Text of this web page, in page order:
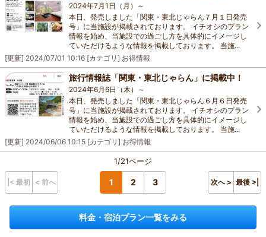
2024年7月1日（月）～
本日、発売しました「関東・東北じゃらん７月１日発売
号」に当施設が掲載されております。 イチオシのプラン
情報を始め、当施設での過ごし方を具体的にイメージし
ていただけるような情報を掲載しております。 当施...
[更新] 2024/07/01 10:16 [カテゴリ] お得情報
旅行情報誌「関東・東北じゃらん」に掲載中！
2024年6月6日（木）～
本日、発売しました「関東・東北じゃらん６月６日発売
号」に当施設が掲載されております。 イチオシのプラン
情報を始め、当施設での過ごし方を具体的にイメージし
ていただけるような情報を掲載しております。 当施...
[更新] 2024/06/06 10:15 [カテゴリ] お得情報
1/21ページ
|< 最初 < 前へ 1 2 3 次へ > 最後 >|
料金・宿泊プラン一覧をみる